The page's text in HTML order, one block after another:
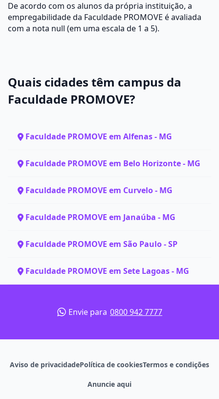
De acordo com os alunos da própria instituição, a
empregabilidade da Faculdade PROMOVE é avaliada
com a nota null (em uma escala de 1 a 5).
Quais cidades têm campus da
Faculdade PROMOVE?
Faculdade PROMOVE em Alfenas - MG
Faculdade PROMOVE em Belo Horizonte - MG
Faculdade PROMOVE em Curvelo - MG
Faculdade PROMOVE em Janaúba - MG
Faculdade PROMOVE em São Paulo - SP
Faculdade PROMOVE em Sete Lagoas - MG
Envie para 0800 942 7777
Aviso de privacidadePolítica de cookiesTermos e condições
Anuncie aqui